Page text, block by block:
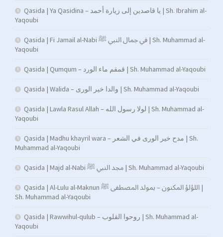
Qasida | Ya Qasidina – يا قاصدين إلى زيارة أحمد | Sh. Ibrahim al-
Yaqoubi
Qasida | Fi Jamail al-Nabi في جمال النبي ﷺ | Sh. Muhammad al-
Yaqoubi
Qasida | Qumqum – قمقم ماء الورد | Sh. Muhammad al-Yaqoubi
Qasida | Walida – والدا خير الورى | Sh. Muhammad al-Yaqoubi
Qasida | Lawla Rasul Allah – لولا رسول الله | Sh. Muhammad al-
Yaqoubi
Qasida | Madhu khayril wara – مدح خير الورى في الشعر | Sh.
Muhammad al-Yaqoubi
Qasida | Majd al-Nabi مجد النبي ﷺ | Sh. Muhammad al-Yaqoubi
Qasida | Al-Lulu al-Maknun اللؤلؤ المكنون – بمولد المصطفى ﷺ |
Sh. Muhammad al-Yaqoubi
Qasida | Rawwihul-qulub – روحوا القلوب | Sh. Muhammad al-
Yaqoubi